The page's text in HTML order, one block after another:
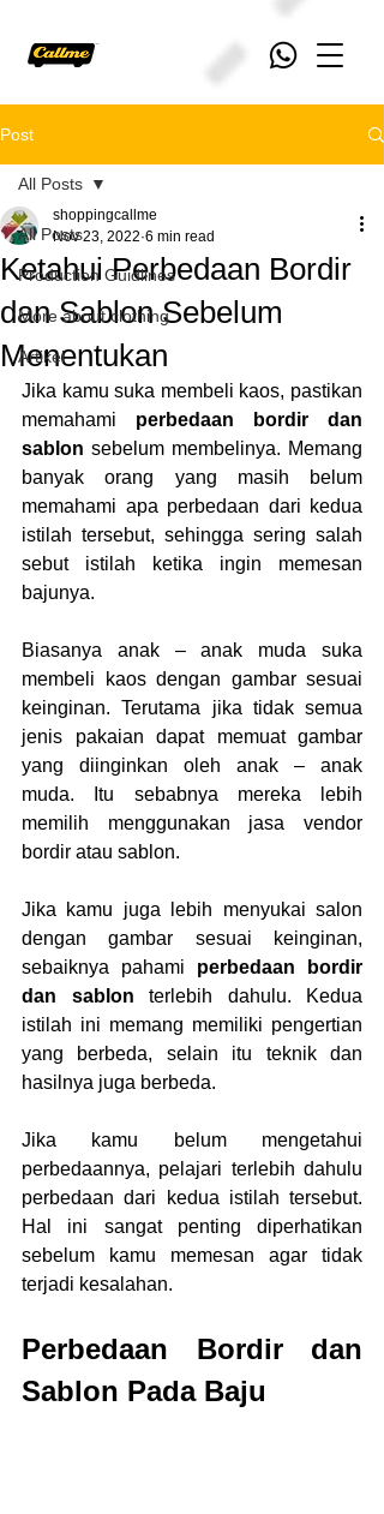
Post
All Posts
Production Guidlines
More about clothing
Artikel
All Posts
Ketahui Perbedaan Bordir
dan Sablon Sebelum
Menentukan
shoppingcallme
Nov 23, 2022 6 min read
Jika kamu suka membeli kaos, pastikan
memahami perbedaan bordir dan
sablon sebelum membelinya. Memang
banyak orang yang masih belum
memahami apa perbedaan dari kedua
istilah tersebut, sehingga sering salah
sebut istilah ketika ingin memesan
bajunya.
Biasanya anak – anak muda suka
membeli kaos dengan gambar sesuai
keinginan. Terutama jika tidak semua
jenis pakaian dapat memuat gambar
yang diinginkan oleh anak – anak
muda. Itu sebabnya mereka lebih
memilih menggunakan jasa vendor
bordir atau sablon.
Jika kamu juga lebih menyukai salon
dengan gambar sesuai keinginan,
sebaiknya pahami perbedaan bordir
dan sablon terlebih dahulu. Kedua
istilah ini memang memiliki pengertian
yang berbeda, selain itu teknik dan
hasilnya juga berbeda.
Jika kamu belum mengetahui
perbedaannya, pelajari terlebih dahulu
perbedaan dari kedua istilah tersebut.
Hal ini sangat penting diperhatikan
sebelum kamu memesan agar tidak
terjadi kesalahan.
Perbedaan Bordir dan
Sablon Pada Baju